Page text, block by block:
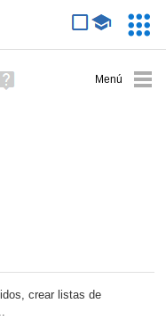
avanzada
Ayuda
(en
crear listas de